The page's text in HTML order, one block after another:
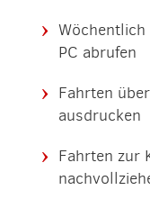
Wöchentlich
PC abrufen
Fahrten
ausdrucken
Fahrten zur